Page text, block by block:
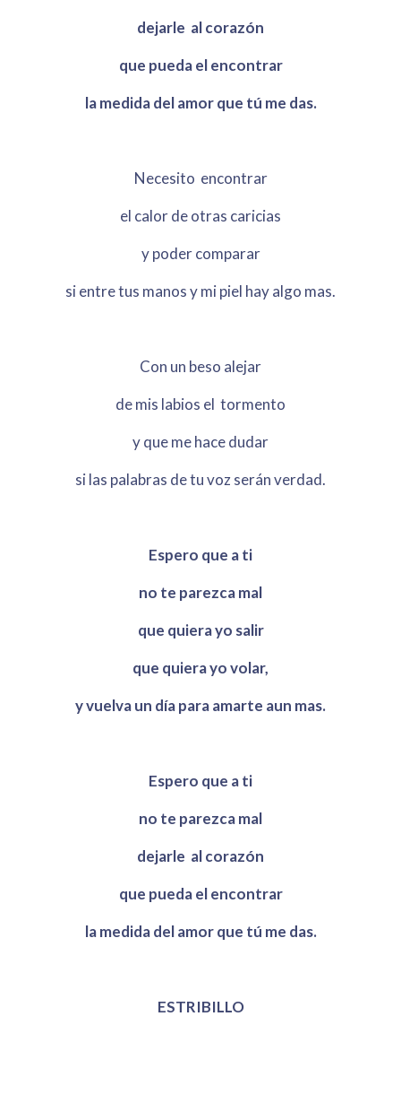
dejarle al corazón
que pueda el encontrar
la medida del amor que tú me das.
Necesito encontrar
el calor de otras caricias
y poder comparar
si entre tus manos y mi piel hay algo mas.
Con un beso alejar
de mis labios el tormento
y que me hace dudar
si las palabras de tu voz serán verdad.
Espero que a ti
no te parezca mal
que quiera yo salir
que quiera yo volar,
y vuelva un día para amarte aun mas.
Espero que a ti
no te parezca mal
dejarle al corazón
que pueda el encontrar
la medida del amor que tú me das.
ESTRIBILLO